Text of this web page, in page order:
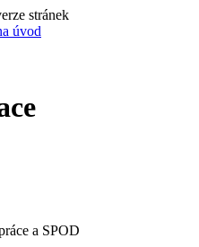
stránek
úvod
a SPOD